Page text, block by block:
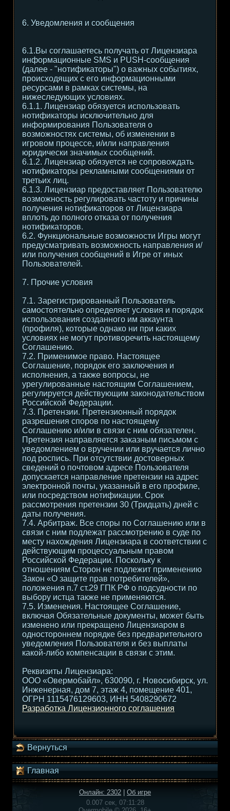
6. Уведомления и сообщения
6.1.Вы соглашаетесь получать от Лицензиара
информационные SMS и PUSH-сообщения
(далее - "нотификаторы") о важных событиях,
происходящих с его информационными
ресурсами в рамках системы, на
нижеследующих условиях.
6.1.1. Лицензиар обязуется использовать
нотификаторы исключительно для
информирования Пользователя о
возможностях системы, об изменении в
игровом процессе, и/или направления
юридически значимых сообщений.
6.1.2. Лицензиар обязуется не сопровождать
нотификаторы рекламными сообщениями от
третьих лиц.
6.1.3. Лицензиар предоставляет Пользователю
возможность регулировать частоту и причины
получения нотификаторов от Лицензиара
вплоть до полного отказа от получения
нотификаторов.
6.2. Функциональные возможности Игры могут
предусматривать возможность направления и/
или получения сообщений в Игре от иных
Пользователей.
7. Прочие условия
7.1. Зарегистрированный Пользователь
самостоятельно определяет условия и порядок
использования созданного им аккаунта
(профиля), которые однако ни при каких
условиях не могут противоречить настоящему
Соглашению.
7.2. Применимое право. Настоящее
Соглашение, порядок его заключения и
исполнения, а также вопросы, не
урегулированные настоящим Соглашением,
регулируется действующим законодательством
Российской Федерации.
7.3. Претензии. Претензионный порядок
разрешения споров по настоящему
Соглашению и/или в связи с ним обязателен.
Претензия направляется заказным письмом с
уведомлением о вручении или вручается лично
под роспись. При отсутствии достоверных
сведений о почтовом адресе Пользователя
допускается направление претензии на адрес
электронной почты, указанный в его профиле,
или посредством нотификации. Срок
рассмотрения претензии 30 (Тридцать) дней с
даты получения.
7.4. Арбитраж. Все споры по Соглашению или в
связи с ним подлежат рассмотрению в суде по
месту нахождения Лицензиара в соответствии с
действующим процессуальным правом
Российской Федерации. Поскольку к
отношениям Сторон не подлежит применению
Закон «О защите прав потребителей»,
положения п.7 ст.29 ГПК РФ о подсудности по
выбору истца также не применяются.
7.5. Изменения. Настоящее Соглашение,
включая Обязательные документы, может быть
изменено или прекращено Лицензиаром в
одностороннем порядке без предварительного
уведомления Пользователя и без выплаты
какой-либо компенсации в связи с этим.
Реквизиты Лицензиара:
ООО «Овермобайл», 630090, г. Новосибирск, ул.
Инженерная, дом 7, этаж 4, помещение 401,
ОГРН 1115476129603, ИНН 5408290672
Разработка Лицензионного соглашения
Вернуться
Главная
Онлайн: 2302
Об игре
0.007 сек, 07:11:28